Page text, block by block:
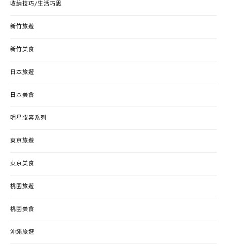
收納技巧/生活巧思
新竹旅遊
新竹美食
日本旅遊
日本美食
明星妝容系列
東京旅遊
東京美食
桃園旅遊
桃園美食
沖繩旅遊